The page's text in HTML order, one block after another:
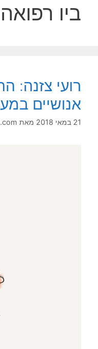
ביו רפואה
רועי צזנה:
אנושיים
21 במאי 2018 מאת